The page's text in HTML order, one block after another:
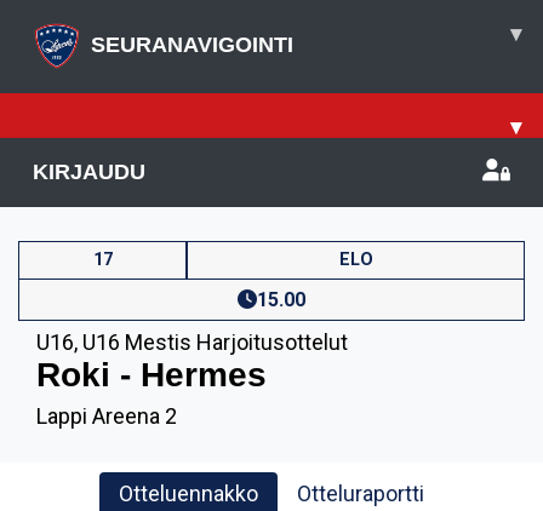
SEURANAVIGOINTI ▾
▾
KIRJAUDU
17 ELO
15.00
U16, U16 Mestis Harjoitusottelut
Roki - Hermes
Lappi Areena 2
Otteluennakko Otteluraportti